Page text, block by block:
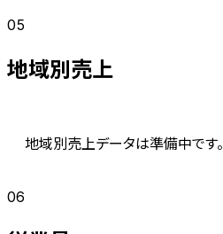
05
地域別売上
地域別売上データは準備中です。
06